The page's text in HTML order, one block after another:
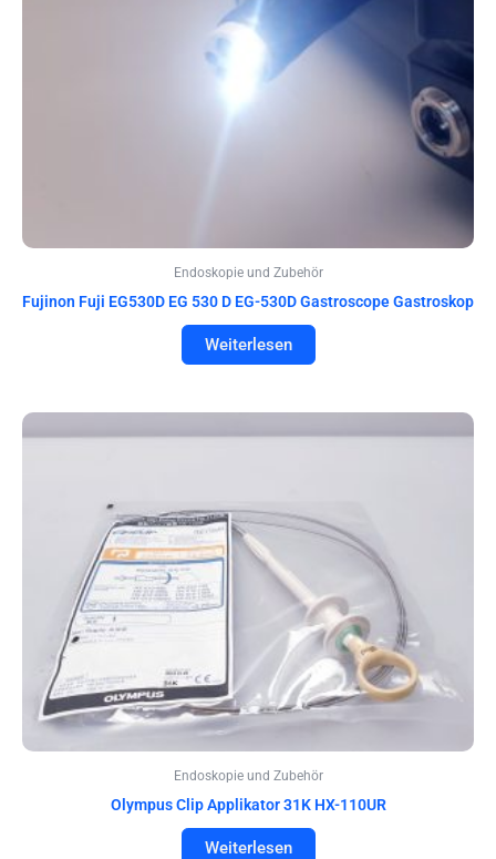
Endoskopie und Zubehör
Fujinon Fuji EG530D EG 530 D EG-530D Gastroscope Gastroskop
Weiterlesen
Endoskopie und Zubehör
Olympus Clip Applikator 31K HX-110UR
Weiterlesen